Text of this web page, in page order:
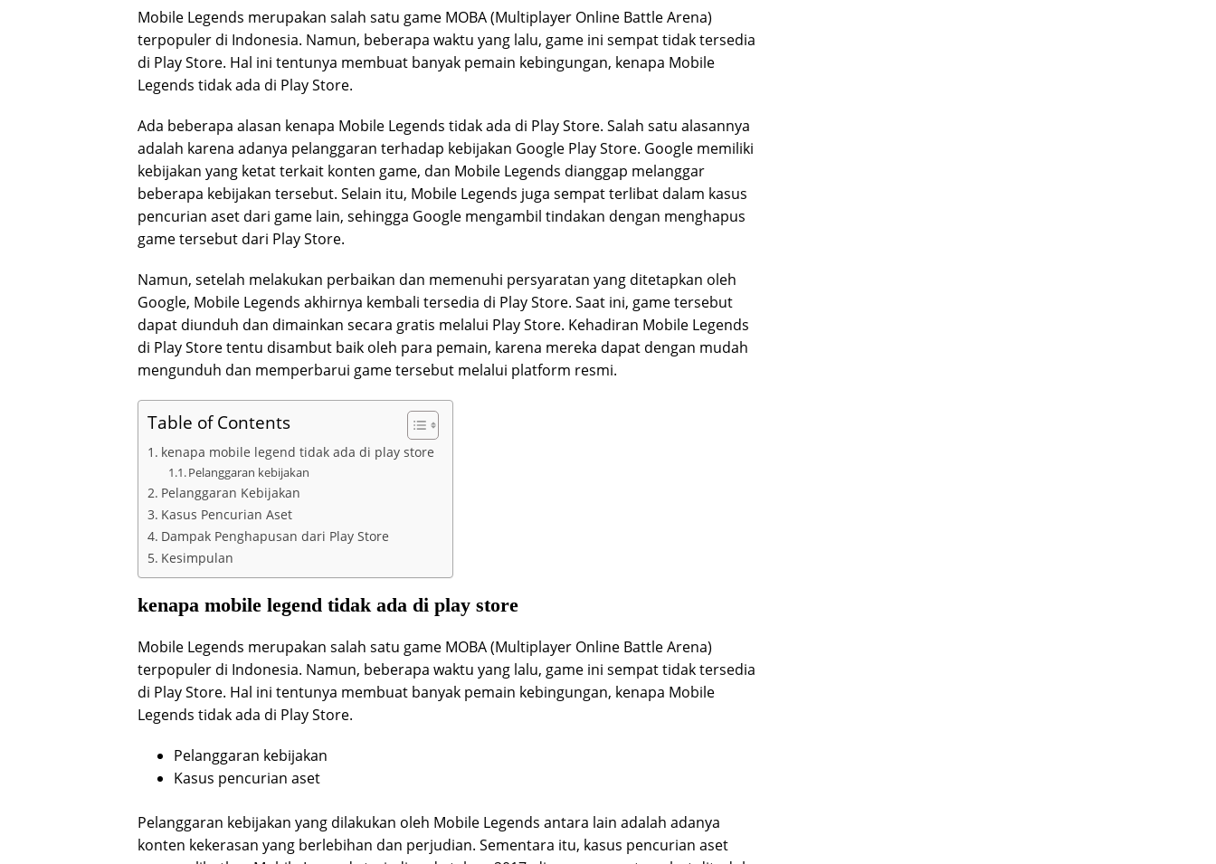
Mobile Legends merupakan salah satu game MOBA (Multiplayer Online Battle Arena)
terpopuler di Indonesia. Namun, beberapa waktu yang lalu, game ini sempat tidak tersedia
di Play Store. Hal ini tentunya membuat banyak pemain kebingungan, kenapa Mobile
Legends tidak ada di Play Store.
Ada beberapa alasan kenapa Mobile Legends tidak ada di Play Store. Salah satu alasannya
adalah karena adanya pelanggaran terhadap kebijakan Google Play Store. Google memiliki
kebijakan yang ketat terkait konten game, dan Mobile Legends dianggap melanggar
beberapa kebijakan tersebut. Selain itu, Mobile Legends juga sempat terlibat dalam kasus
pencurian aset dari game lain, sehingga Google mengambil tindakan dengan menghapus
game tersebut dari Play Store.
Namun, setelah melakukan perbaikan dan memenuhi persyaratan yang ditetapkan oleh
Google, Mobile Legends akhirnya kembali tersedia di Play Store. Saat ini, game tersebut
dapat diunduh dan dimainkan secara gratis melalui Play Store. Kehadiran Mobile Legends
di Play Store tentu disambut baik oleh para pemain, karena mereka dapat dengan mudah
mengunduh dan memperbarui game tersebut melalui platform resmi.
Table of Contents
kenapa mobile legend tidak ada di play store
Pelanggaran kebijakan
Pelanggaran Kebijakan
Kasus Pencurian Aset
Dampak Penghapusan dari Play Store
Kesimpulan
kenapa mobile legend tidak ada di play store
Mobile Legends merupakan salah satu game MOBA (Multiplayer Online Battle Arena)
terpopuler di Indonesia. Namun, beberapa waktu yang lalu, game ini sempat tidak tersedia
di Play Store. Hal ini tentunya membuat banyak pemain kebingungan, kenapa Mobile
Legends tidak ada di Play Store.
Pelanggaran kebijakan
Kasus pencurian aset
Pelanggaran kebijakan yang dilakukan oleh Mobile Legends antara lain adalah adanya
konten kekerasan yang berlebihan dan perjudian. Sementara itu, kasus pencurian aset